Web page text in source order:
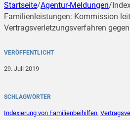
Startseite/Agentur-Meldungen/
Familienleistungen: Kommission
Vertragsverletzungsverfahren
VERÖFFENTLICHT
29. Juli 2019
SCHLAGWÖRTER
Indexierung von Familienbeihilfen,